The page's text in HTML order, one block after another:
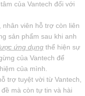
của Vantech đối với
nhân viên hỗ trợ còn liên
sản phẩm sau khi anh
ứng dụng thể hiện sự
của Vantech để
của mình.
trợ tuyệt vời từ Vantech,
mà còn tự tin và hài